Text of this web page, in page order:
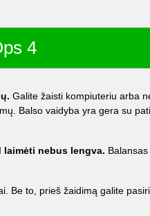
4
Galite žaisti kompiuteriu arba
Balso vaidyba yra gera su
nebus lengva.
Be to, prieš žaidimą galite